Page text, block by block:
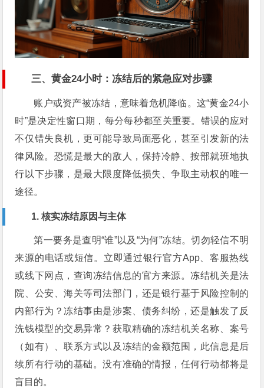
三、黄金24小时：冻结后的紧急应对步骤
账户或资产被冻结，意味着危机降临。这“黄金24小
时”是决定性窗口期，每分每秒都至关重要。错误的应对
不仅错失良机，更可能导致局面恶化，甚至引发新的法
律风险。恐慌是最大的敌人，保持冷静、按部就班地执
行以下步骤，是最大限度降低损失、争取主动权的唯一
途径。
1. 核实冻结原因与主体
第一要务是查明“谁”以及“为何”冻结。切勿轻信不明
来源的电话或短信。立即通过银行官方App、客服热线
或线下网点，查询冻结信息的官方来源。冻结机关是法
院、公安、海关等司法部门，还是银行基于风险控制的
内部行为？冻结事由是涉案、债务纠纷，还是触发了反
洗钱模型的交易异常？获取精确的冻结机关名称、案号
（如有）、联系方式以及冻结的金额范围，此信息是后
续所有行动的基础。没有准确的情报，任何行动都将是
盲目的。